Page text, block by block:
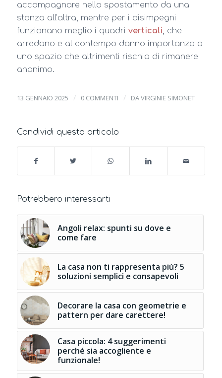
accompagnare nello spostamento da una
stanza all’altra, mentre per i disimpegni
funzionano meglio i quadri verticali, che
arredano e al contempo danno importanza a
uno spazio che altrimenti rischia di rimanere
anonimo.
13 GENNAIO 2025 / 0 COMMENTI / DAVIRGINIE SIMONET
Condividi questo articolo
Potrebbero interessarti
Angoli relax: spunti su dove e
come fare
La casa non ti rappresenta più? 5
soluzioni semplici e consapevoli
Decorare la casa con geometrie e
pattern per dare carettere!
Casa piccola: 4 suggerimenti
perché sia accogliente e
funzionale!